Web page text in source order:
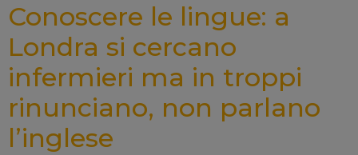
Conoscere le lingue: a
Londra si cercano
infermieri ma in troppi
rinunciano, non parlano
l’inglese